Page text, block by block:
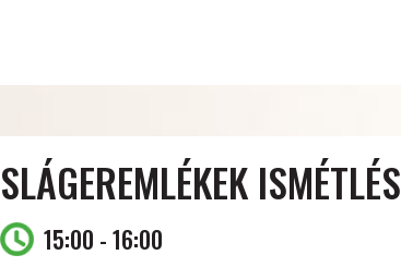
SLÁGEREMLÉKEK ISMÉTLÉS
15:00 -16:00